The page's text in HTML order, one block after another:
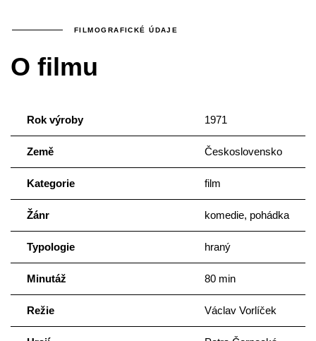
FILMOGRAFICKÉ ÚDAJE
O filmu
Rok výroby 1971
Země Československo
Kategorie film
Žánr komedie, pohádka
Typologie hraný
Minutáž 80 min
Režie Václav Vorlíček